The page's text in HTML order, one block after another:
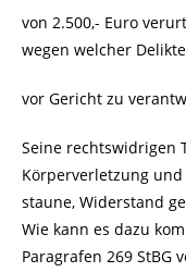
von 2.500,- Euro
wegen welcher
vor Gericht zu
Seine rechtswidrigen
Körperverletzung
staune, Widerstand
Wie kann es dazu
Paragrafen 269 StBG